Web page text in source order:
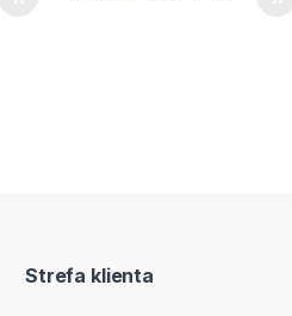
Strefa klienta